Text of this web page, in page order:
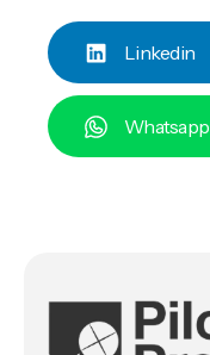
Linkedin
Whatsapp